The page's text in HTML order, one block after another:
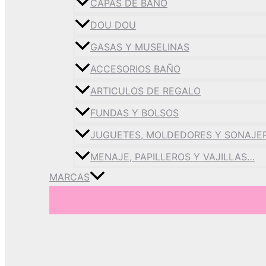
CAPAS DE BAÑO
DOU DOU
GASAS Y MUSELINAS
ACCESORIOS BAÑO
ARTICULOS DE REGALO
FUNDAS Y BOLSOS
JUGUETES, MOLDEDORES Y
MENAJE, PAPILLEROS Y VAJILLAS…
MARCAS